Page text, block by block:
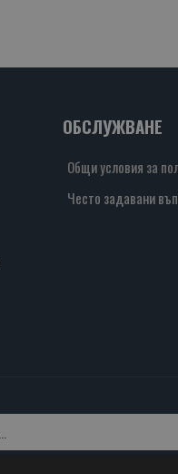
ОБСЛУЖВАНЕ
Общи условия за
Често задавани